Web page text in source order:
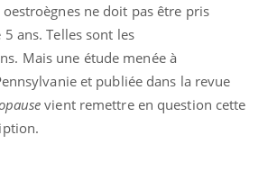
ne doit pas être pris
ans. Telles sont les
Mais une étude menée à
et publiée dans la revue
vient remettre en question cette